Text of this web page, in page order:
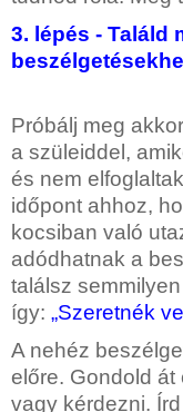
3. lépés - Találd
Próbálj meg akkor
a szüleiddel,
és nem
időpont ahhoz,
kocsiban való
adódhatnak a
találsz
így: „Szeretnék
A nehéz
előre. Gondold át
vagy kérdezni.